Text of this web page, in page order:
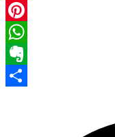
Facebook
Pinterest
WhatsApp
Evernote